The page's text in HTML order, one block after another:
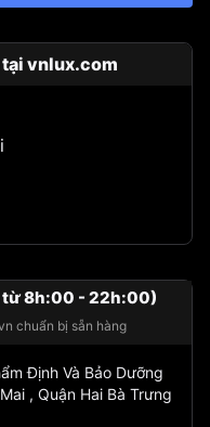
tại vnlux.com
từ 8h:00 - 22h:00)
chuẩn bị sẵn hàng
Định Và Bảo Dưỡng
, Quận Hai Bà Trưng